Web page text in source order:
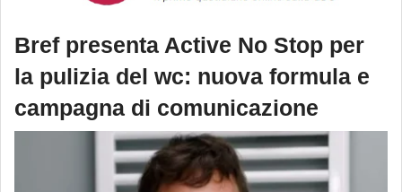
Bref presenta Active No Stop per
la pulizia del wc: nuova formula e
campagna di comunicazione